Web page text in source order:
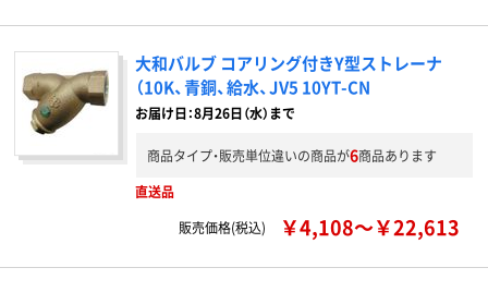
大和バルブ コアリング付きY型ストレーナ
（10K、青銅、給水、JV5 10YT-CN
お届け日：8月26日（水）まで
商品タイプ・販売単位違いの商品が6商品あります
直送品
販売価格(税込)
￥4,108～￥22,613